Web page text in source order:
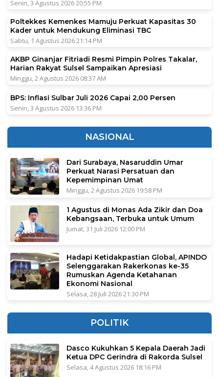
Senin, 3 Agustus 2026 20:55 PM
Poltekkes Kemenkes Mamuju Perkuat Kapasitas 30
Kader untuk Mendukung Eliminasi TBC
Sabtu, 1 Agustus 2026 21:14 PM
AKBP Ginanjar Fitriadi Resmi Pimpin Polres Takalar,
Harian Rakyat Sulsel Sampaikan Apresiasi
Minggu, 2 Agustus 2026 08:37 AM
BPS: Inflasi Sulbar Juli 2026 Capai 2,00 Persen
Senin, 3 Agustus 2026 13:36 PM
NASIONAL
Dari Surabaya, Nasaruddin Umar
Perkuat Narasi Persatuan dan
Kepemimpinan Umat
Minggu, 2 Agustus 2026 19:58 PM
1 Agustus di Monas Ada Zikir dan Doa
Kebangsaan, Terbuka untuk Umum
Jumat, 31 Juli 2026 12:00 PM
Hadapi Ketidakpastian Global, APINDO
Selenggarakan Rakerkonas ke-35
Rumuskan Agenda Ketahanan
Ekonomi Nasional
Selasa, 28 Juli 2026 21:30 PM
POLITIK
Dasco Kukuhkan 5 Kepala Daerah Jadi
Ketua DPC Gerindra di Rakorda Sulsel
Selasa, 4 Agustus 2026 18:16 PM